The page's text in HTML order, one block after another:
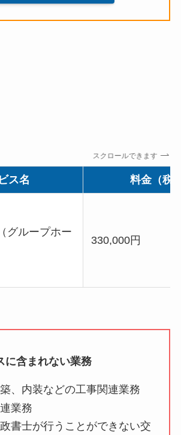
スクロールできます
ス名 料金（税
グループホー
330,000円
に含まれない業務
、内装などの工事関連業務
業務
書士が行うことができない交